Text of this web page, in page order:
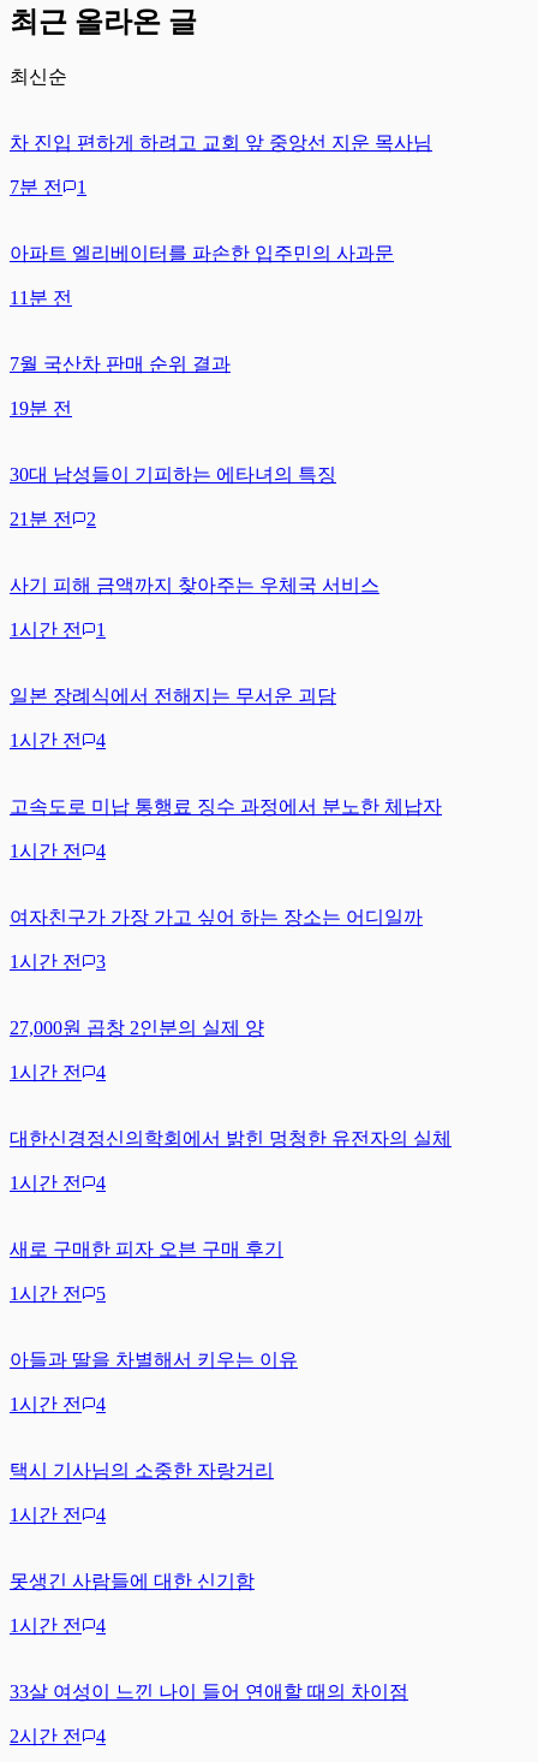
최근 올라온 글
최신순
차 진입 편하게 하려고 교회 앞 중앙선 지운 목사님
7분 전 1
아파트 엘리베이터를 파손한 입주민의 사과문
11분 전
7월 국산차 판매 순위 결과
19분 전
30대 남성들이 기피하는 에타녀의 특징
21분 전 2
사기 피해 금액까지 찾아주는 우체국 서비스
1시간 전 1
일본 장례식에서 전해지는 무서운 괴담
1시간 전 4
고속도로 미납 통행료 징수 과정에서 분노한 체납자
1시간 전 4
여자친구가 가장 가고 싶어 하는 장소는 어디일까
1시간 전 3
27,000원 곱창 2인분의 실제 양
1시간 전 4
대한신경정신의학회에서 밝힌 멍청한 유전자의 실체
1시간 전 4
새로 구매한 피자 오븐 구매 후기
1시간 전 5
아들과 딸을 차별해서 키우는 이유
1시간 전 4
택시 기사님의 소중한 자랑거리
1시간 전 4
못생긴 사람들에 대한 신기함
1시간 전 4
33살 여성이 느낀 나이 들어 연애할 때의 차이점
2시간 전 4